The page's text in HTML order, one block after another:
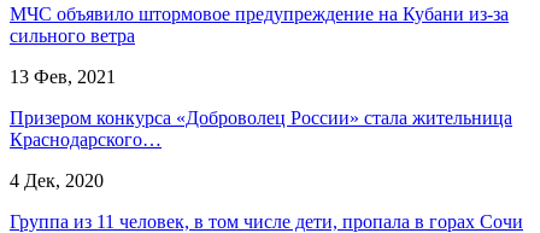
МЧС объявило штормовое предупреждение на Кубани из-за
сильного ветра
13 Фев, 2021
Призером конкурса «Доброволец России» стала жительница
Краснодарского…
4 Дек, 2020
Группа из 11 человек, в том числе дети, пропала в горах Сочи